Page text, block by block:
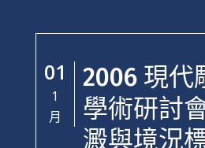
01
1
月
2006 現代
學術研討
澱與境況